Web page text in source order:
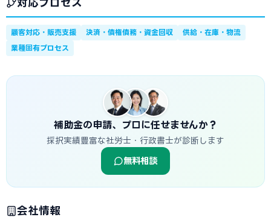
対応プロセス
顧客対応・販売支援 決済・債権債務・資金回収
供給・在庫・物流
業種固有プロセス
補助金の申請、プロに任せませんか？
採択実績豊富な社労士・行政書士が診断します
無料相談
会社情報